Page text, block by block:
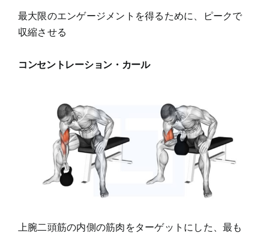
最大限のエンゲージメントを得るために、ピークで
収縮させる
コンセントレーション・カール
上腕二頭筋の内側の筋肉をターゲットにした、最も